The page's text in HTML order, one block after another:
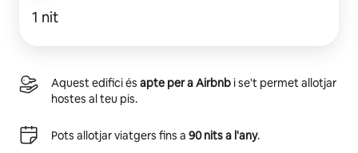
1 nit
Aquest edifici és apte per a Airbnb i se't permet allotjar
hostes al teu pis.
Pots allotjar viatgers fins a 90 nits a l'any.